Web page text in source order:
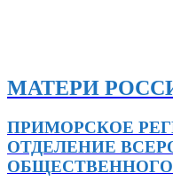
МАТЕРИ
ПРИМОРСКОЕ
ОТДЕЛЕНИЕ